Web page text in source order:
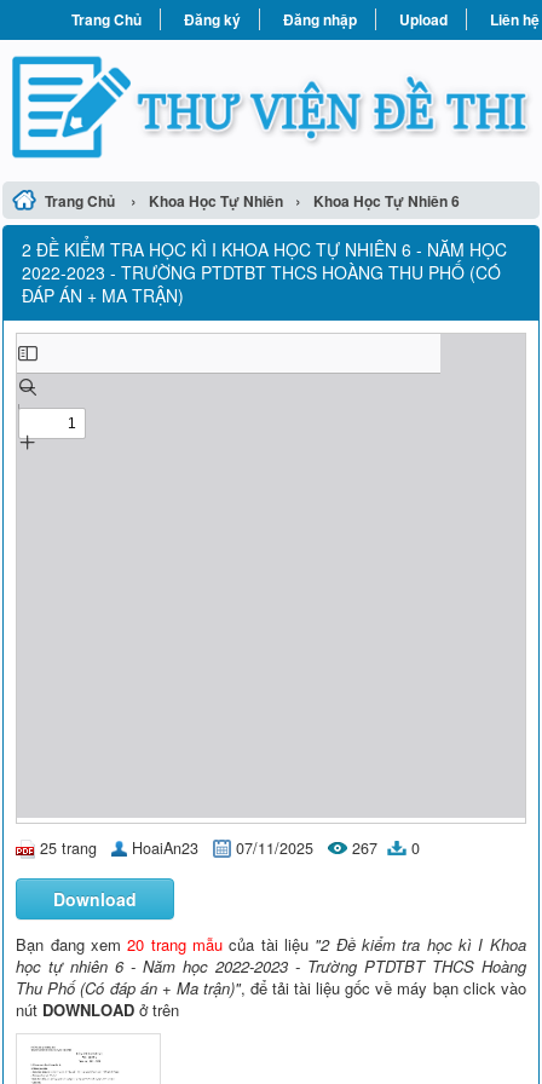
Trang Chủ Đăng ký Đăng nhập Upload Liên hệ
Trang Chủ › Khoa Học Tự Nhiên › Khoa Học Tự Nhiên 6
2 ĐỀ KIỂM TRA HỌC KÌ I KHOA HỌC TỰ NHIÊN 6 - NĂM HỌC
2022-2023 - TRƯỜNG PTDTBT THCS HOÀNG THU PHỐ (CÓ
ĐÁP ÁN + MA TRẬN)
25 trang HoaiAn23 07/11/2025 267 0
Download
Bạn đang xem20 trang mẫucủa tài liệu "2 Đề kiểm tra học kì I Khoa
học tự nhiên 6 - Năm học 2022-2023 - Trường PTDTBT THCS Hoàng
Thu Phố (Có đáp án + Ma trận)", để tải tài liệu gốc về máy bạn click vào
nút DOWNLOAD ở trên